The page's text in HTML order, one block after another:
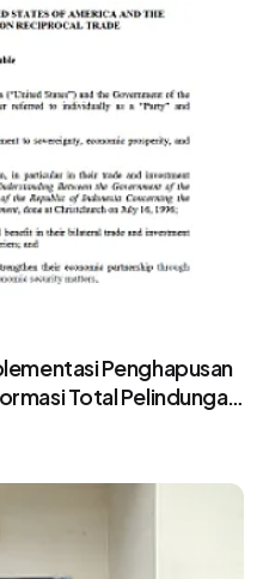
Penghapusan
Total Pelindungan